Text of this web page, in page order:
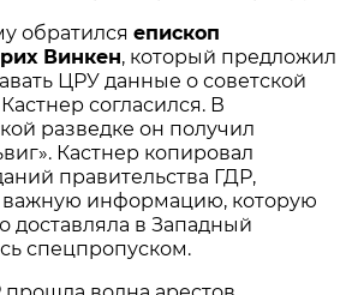
обратилсяепископ
Винкен, который предложил
ЦРУ данные о советской
согласился. В
разведке он получил
Кастнер копировал
правительства ГДР,
важную информацию, которую
доставляла в Западный
спецпропуском.